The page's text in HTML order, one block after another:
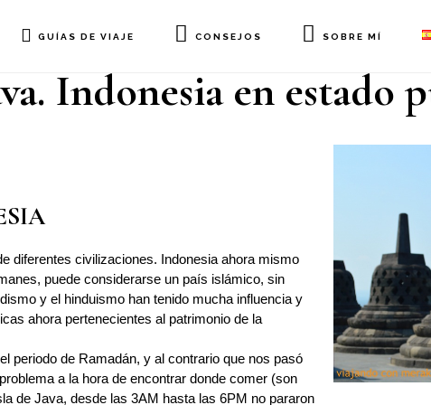
GUÍAS DE VIAJE CONSEJOS SOBRE MÍ
Indonesia en estado
diferentes civilizaciones. Indonesia ahora mismo
puede considerarse un país islámico, sin
y el hinduismo han tenido mucha influencia y
ahora pertenecientes al patrimonio de la
periodo de Ramadán, y al contrario que nos pasó
a la hora de encontrar donde comer (son
de Java, desde las 3AM hasta las 6PM no pararon